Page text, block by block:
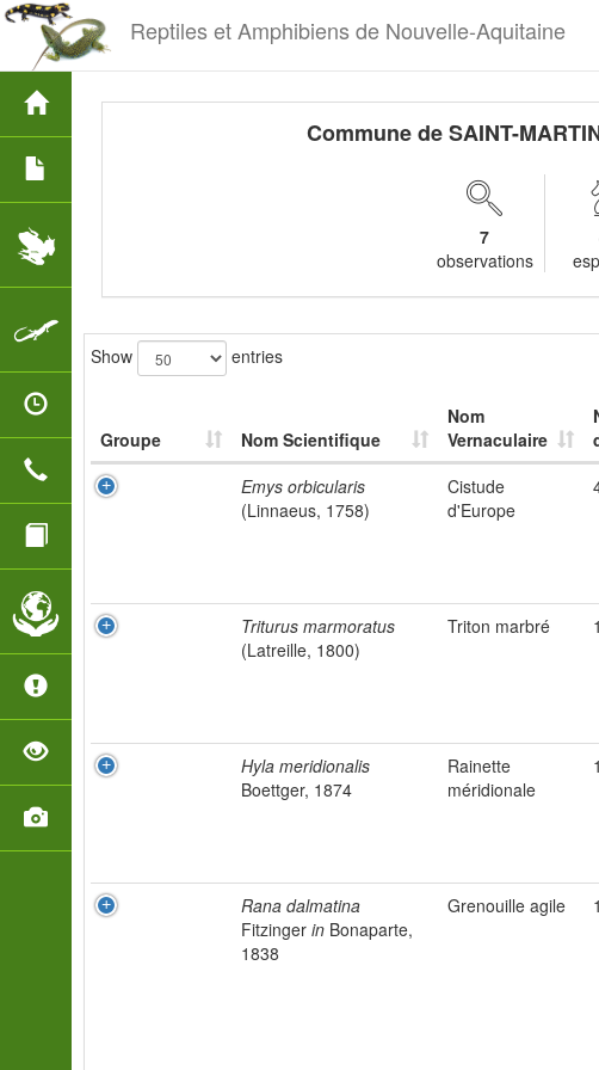
Reptiles et Amphibiens de Nouvelle-Aquitaine
Commune de SAINT-
7
observations
Show entries
Groupe Nom Scientifique
Nom
Vernaculaire
Emys orbicularis
(Linnaeus, 1758)
Cistude
d'Europe
Triturus marmoratus
(Latreille, 1800)
Triton marbré 1
Hyla meridionalis
Boettger, 1874
Rainette
méridionale
1
Rana dalmatina
Fitzinger in Bonaparte,
1838
Grenouille agile 1